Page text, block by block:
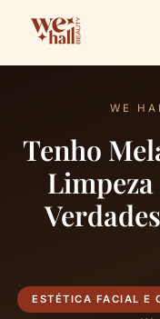
WE
Tenho
Limpeza
ESTÉTICA FACIAL E